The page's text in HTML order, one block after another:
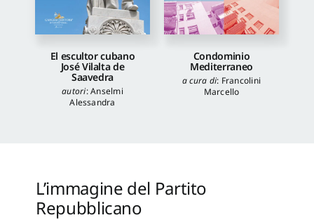
El escultor cubano
José Vilalta de
Saavedra
autori:Anselmi
Alessandra
Condominio
Mediterraneo
a cura di: Francolini
Marcello
L’immagine del Partito
Repubblicano